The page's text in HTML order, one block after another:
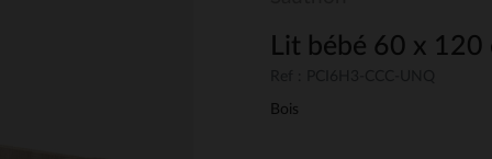
Lit bébé 60 x 120
Bois